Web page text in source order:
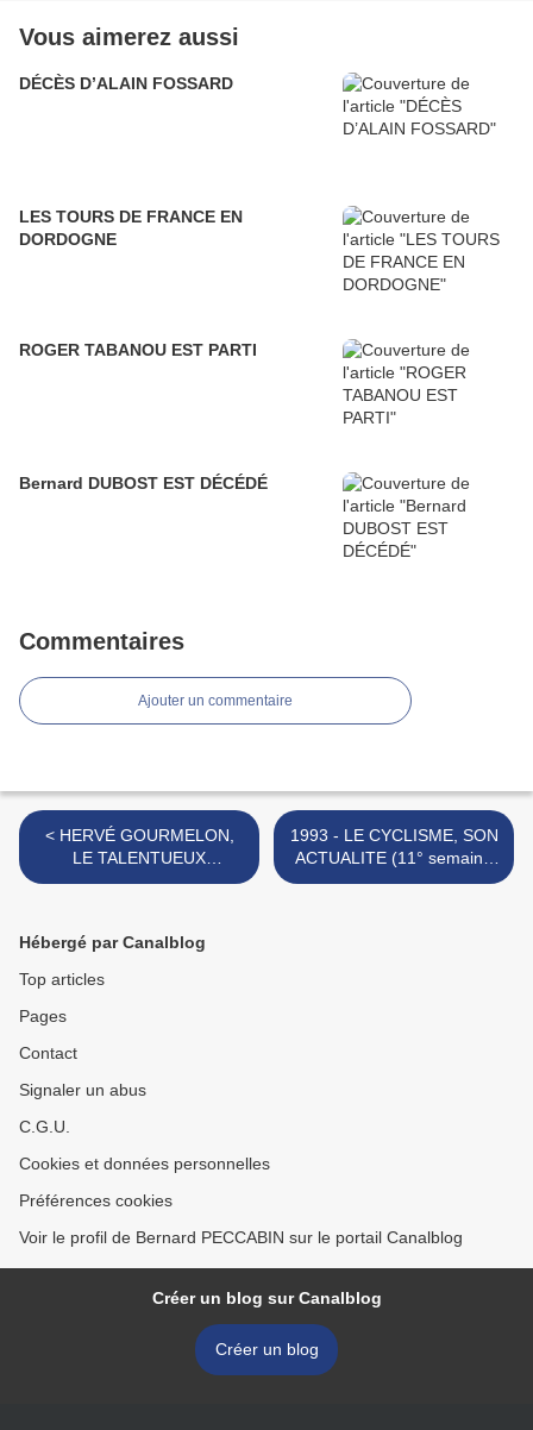
Vous aimerez aussi
DÉCÈS D’ALAIN FOSSARD
LES TOURS DE FRANCE EN
DORDOGNE
ROGER TABANOU EST PARTI
Bernard DUBOST EST DÉCÉDÉ
Commentaires
Ajouter un commentaire
< HERVÉ GOURMELON,
LE TALENTUEUX
COUREUR MUSSIDANAIS
1993 - LE CYCLISME, SON
ACTUALITE (11° semaine
de la saison) >
Hébergé par Canalblog
Top articles
Pages
Contact
Signaler un abus
C.G.U.
Cookies et données personnelles
Préférences cookies
Voir le profil de Bernard PECCABIN sur le portail Canalblog
Créer un blog sur Canalblog
Créer un blog